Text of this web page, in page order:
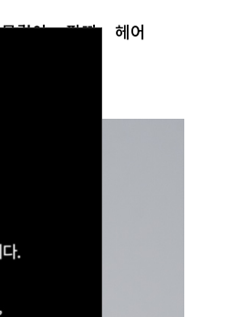
목걸이 팔찌 헤어